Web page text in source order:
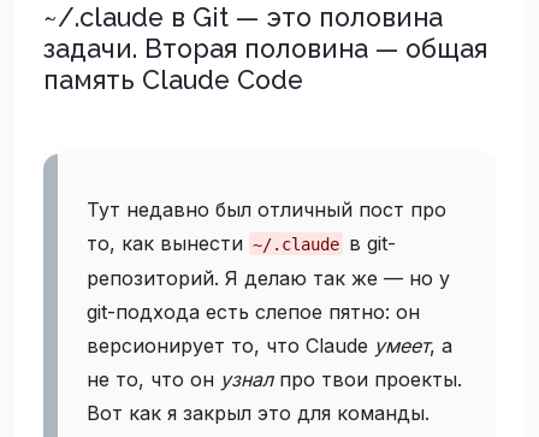
~/.claude в Git — это половина
задачи. Вторая половина — общая
память Claude Code
Тут недавно был отличный пост про
то, как вынести ~/.claude в git-
репозиторий. Я делаю так же — но у
git-подхода есть слепое пятно: он
версионирует то, что Claude умеет, а
не то, что он узналпро твои проекты.
Вот как я закрыл это для команды.